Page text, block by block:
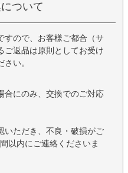
ついて
すので、お客様ご都合（サ
ご返品は原則としてお受け
い。
合にのみ、交換でのご対応
いただき、不良・破損がご
以内にご連絡くださいま